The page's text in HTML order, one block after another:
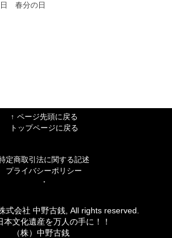
日 春分の日
↑ ページ先頭に戻る
トップページに戻る
定商取引法に関する記述
プライバシーポリシー
・
会社 中野古銭, All rights reserved.
本文化遺産を万人の手に！！
（株）中野古銭